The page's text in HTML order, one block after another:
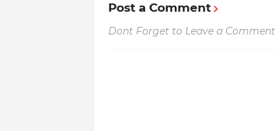
Post a Comment
Dont Forget to Leave a Comment